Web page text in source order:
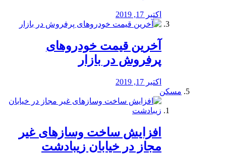
اکتبر 17, 2019
آخرین قیمت خودرو‌های
پرفروش در بازار
اکتبر 17, 2019
مسکن
افزایش ساخت وسازهای غیر
مجاز در خیابان زیبادشت